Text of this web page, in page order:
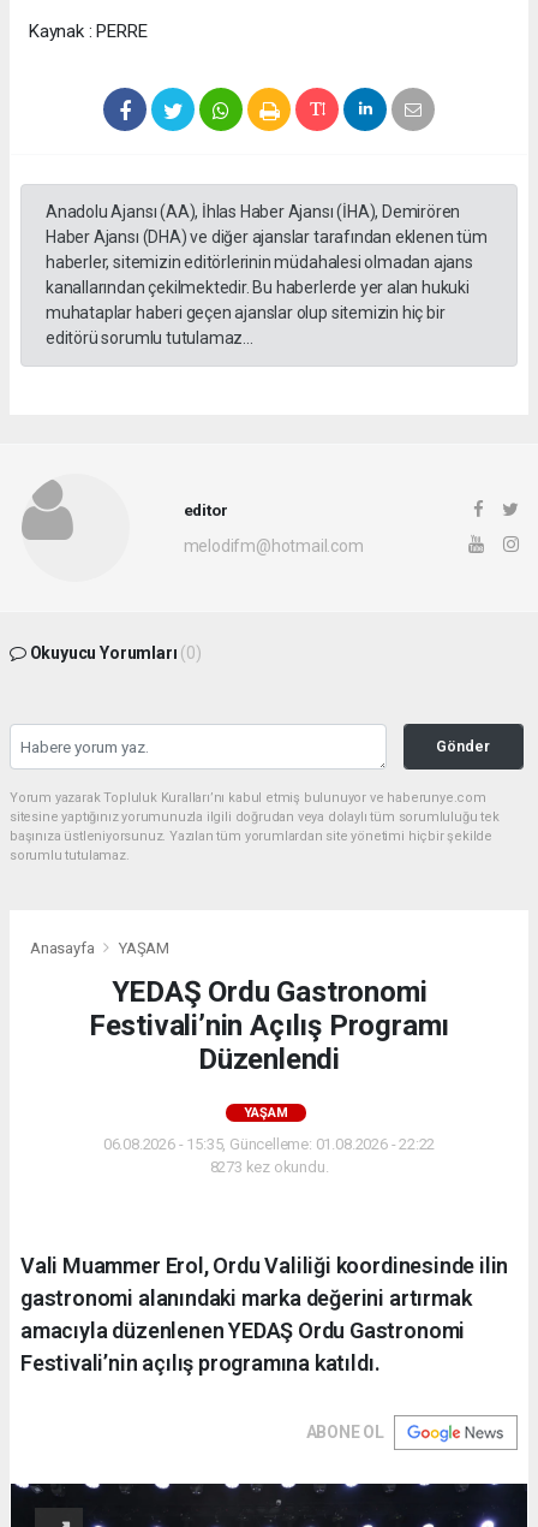
Kaynak : PERRE
Anadolu Ajansı (AA), İhlas Haber Ajansı (İHA), Demirören
Haber Ajansı (DHA) ve diğer ajanslar tarafından eklenen tüm
haberler, sitemizin editörlerinin müdahalesi olmadan ajans
kanallarından çekilmektedir. Bu haberlerde yer alan hukuki
muhataplar haberi geçen ajanslar olup sitemizin hiç bir
editörü sorumlu tutulamaz...
editor
melodifm@hotmail.com
Okuyucu Yorumları (0)
Gönder
Yorum yazarak Topluluk Kuralları’nı kabul etmiş bulunuyor ve haberunye.com
sitesine yaptığınız yorumunuzla ilgili doğrudan veya dolaylı tüm sorumluluğu tek
başınıza üstleniyorsunuz. Yazılan tüm yorumlardan site yönetimi hiçbir şekilde
sorumlu tutulamaz.
Anasayfa YAŞAM
YEDAŞ Ordu Gastronomi
Festivali’nin Açılış Programı
Düzenlendi
YAŞAM
06.08.2026 - 15:35, Güncelleme: 01.08.2026 - 22:22
8273 kez okundu.
Vali Muammer Erol, Ordu Valiliği koordinesinde ilin
gastronomi alanındaki marka değerini artırmak
amacıyla düzenlenen YEDAŞ Ordu Gastronomi
Festivali’nin açılış programına katıldı.
ABONE OL